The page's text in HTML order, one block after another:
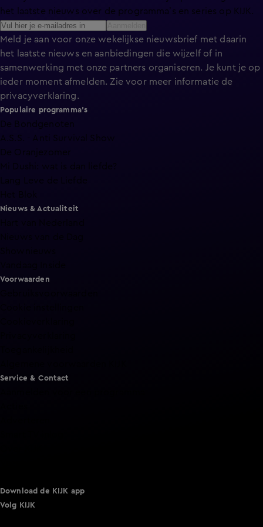
het laatste nieuws over de programma’s en series op KIJK.
Meld je aan voor onze wekelijkse nieuwsbrief met daarin
het laatste nieuws en aanbiedingen die wijzelf of in
samenwerking met onze partners organiseren. Je kunt je op
ieder moment afmelden. Zie voor meer informatie de
privacyverklaring.
Populaire programma's
De Bondgenoten
A.S.S. - Anti Survival Show
De Oranjezomer
Mi Dushi: wat is dan liefde?
Lang Leve de Liefde
Nieuws & Actualiteit
Voorwaarden
Service & Contact
Download de KIJK app
Volg KIJK